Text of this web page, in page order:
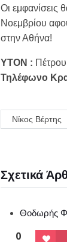
Οι εμφανίσεις
Νοεμβρίου
στην Αθήνα!
ΥΤΟΝ :
Τηλέφωνο
Νίκος Βέρτης
Σχετικά
Θοδωρής
0